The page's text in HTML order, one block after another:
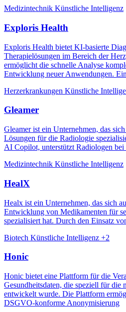
Medizintechnik Künstliche Intelligenz
Exploris Health
Exploris Health bietet KI-basierte
Therapielösungen im Bereich der
ermöglicht die schnelle Analyse
Entwicklung neuer Anwendungen. Ein
Herzerkrankungen Künstliche
Gleamer
Gleamer ist ein Unternehmen, das
Lösungen für die Radiologie
AI Copilot, unterstützt Radiologen bei
Medizintechnik Künstliche Intelligenz
HealX
Healx ist ein Unternehmen, das sich
Entwicklung von Medikamenten für
spezialisiert hat. Durch den Einsatz
Biotech Künstliche Intelligenz +2
Honic
Honic bietet eine Plattform für die
Gesundheitsdaten, die speziell für die
entwickelt wurde. Die Plattform
DSGVO-konforme Anonymisierung